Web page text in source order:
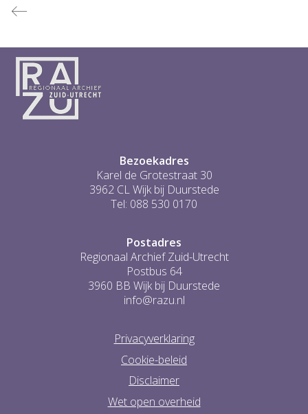
Bezoekadres
Karel de Grotestraat 30
3962 CL Wijk bij Duurstede
Tel: 088 530 0170
Postadres
Regionaal Archief Zuid-Utrecht
Postbus 64
3960 BB Wijk bij Duurstede
info@razu.nl
Privacyverklaring
Cookie-beleid
Disclaimer
Wet open overheid